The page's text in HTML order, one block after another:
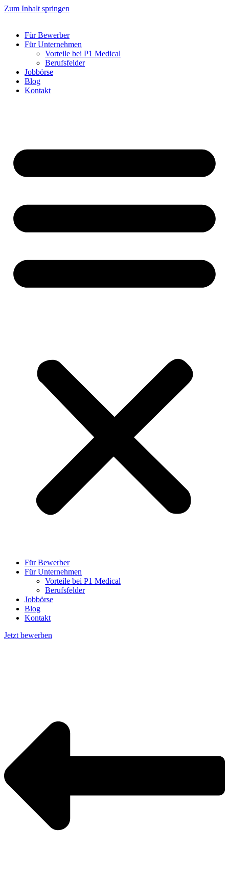
Zum Inhalt springen
Für Bewerber
Für Unternehmen
Vorteile bei P1 Medical
Berufsfelder
Jobbörse
Blog
Kontakt
Für Bewerber
Für Unternehmen
Vorteile bei P1 Medical
Berufsfelder
Jobbörse
Blog
Kontakt
Jetzt bewerben